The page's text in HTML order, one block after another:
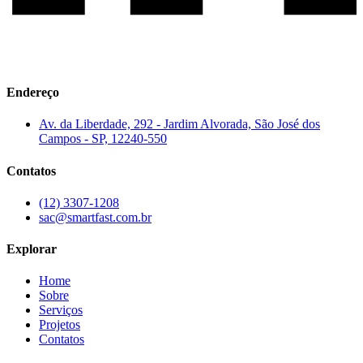
Endereço
Av. da Liberdade, 292 - Jardim Alvorada, São José dos
Campos - SP, 12240-550
Contatos
(12) 3307-1208
sac@smartfast.com.br
Explorar
Home
Sobre
Serviços
Projetos
Contatos